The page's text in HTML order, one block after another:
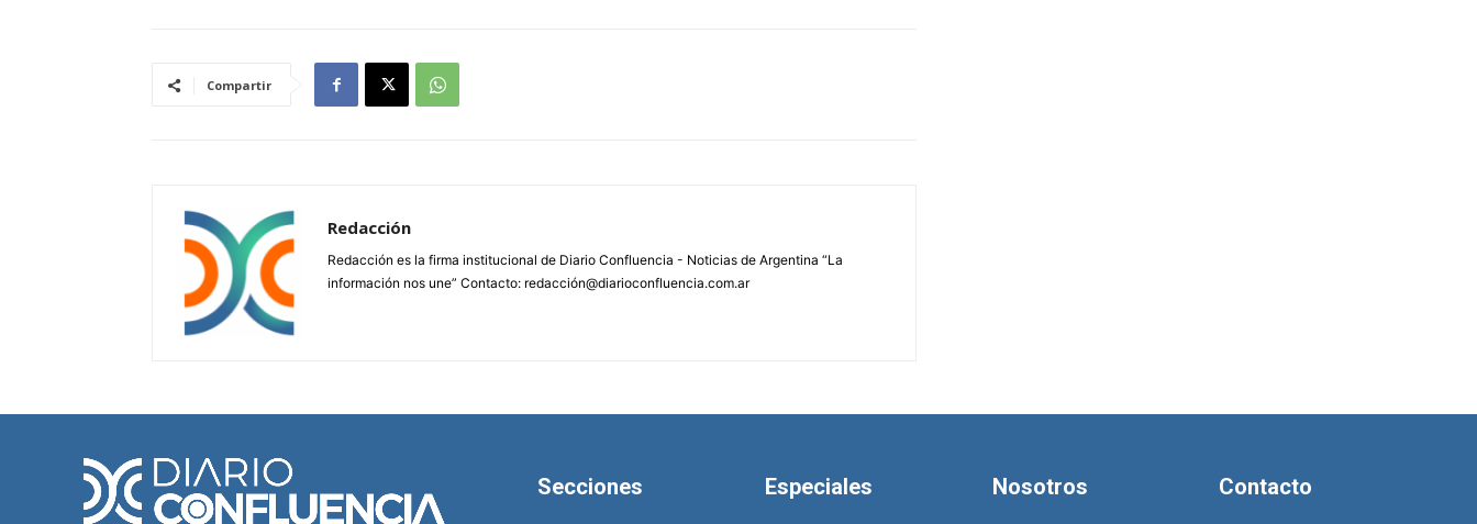
Compartir
Redacción
Redacción es la firma institucional de Diario Confluencia - Noticias de Argentina “La
información nos une” Contacto: redacción@diarioconfluencia.com.ar
Secciones Especiales Nosotros Contacto